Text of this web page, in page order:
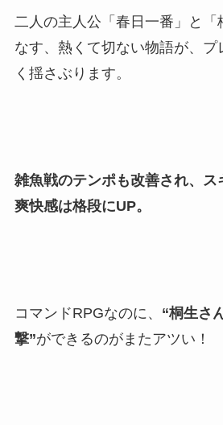
二人の主人公「春日一番」と「
なす、熱くて切ない物語が、プ
く揺さぶります。
雑魚戦のテンポも改善され、ス
爽快感は格段にUP。
コマンドRPGなのに、 “桐生さ
撃”ができるのがまたアツい！